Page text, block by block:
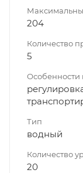
204
Количество
5
Особенности
Тип
водный
Количество
20